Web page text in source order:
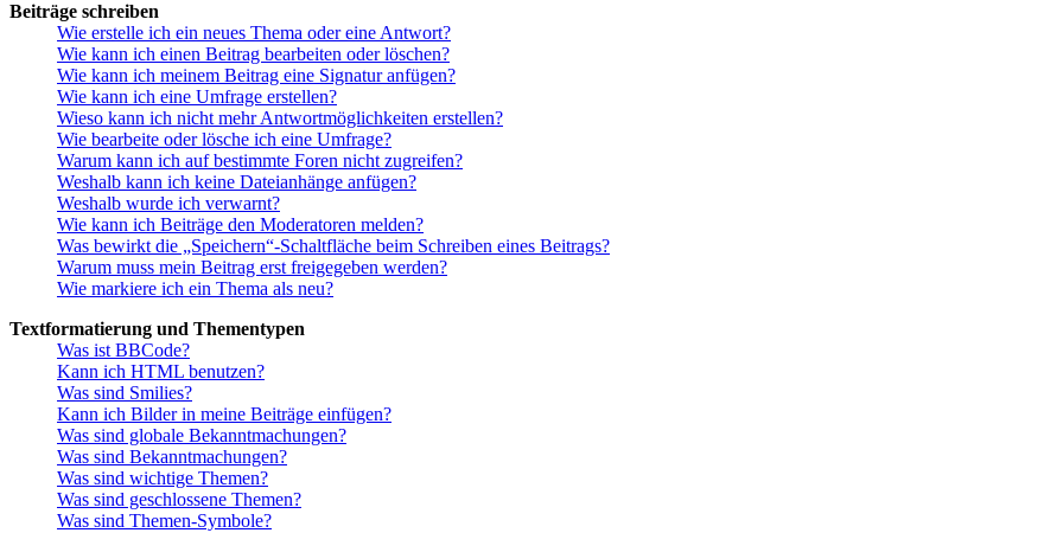
Beiträge schreiben
Wie erstelle ich ein neues Thema oder eine Antwort?
Wie kann ich einen Beitrag bearbeiten oder löschen?
Wie kann ich meinem Beitrag eine Signatur anfügen?
Wie kann ich eine Umfrage erstellen?
Wieso kann ich nicht mehr Antwortmöglichkeiten erstellen?
Wie bearbeite oder lösche ich eine Umfrage?
Warum kann ich auf bestimmte Foren nicht zugreifen?
Weshalb kann ich keine Dateianhänge anfügen?
Weshalb wurde ich verwarnt?
Wie kann ich Beiträge den Moderatoren melden?
Was bewirkt die „Speichern“-Schaltfläche beim Schreiben eines Beitrags?
Warum muss mein Beitrag erst freigegeben werden?
Wie markiere ich ein Thema als neu?
Textformatierung und Thementypen
Was ist BBCode?
Kann ich HTML benutzen?
Was sind Smilies?
Kann ich Bilder in meine Beiträge einfügen?
Was sind globale Bekanntmachungen?
Was sind Bekanntmachungen?
Was sind wichtige Themen?
Was sind geschlossene Themen?
Was sind Themen-Symbole?